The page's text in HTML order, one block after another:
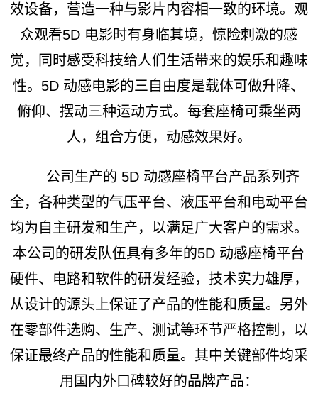
效设备，营造一种与影片内容相一致的环境。观
众观看5D 电影时有身临其境，惊险刺激的感
觉，同时感受科技给人们生活带来的娱乐和趣味
性。5D 动感电影的三自由度是载体可做升降、
俯仰、摆动三种运动方式。每套座椅可乘坐两
人，组合方便，动感效果好。
公司生产的 5D 动感座椅平台产品系列齐
全，各种类型的气压平台、液压平台和电动平台
均为自主研发和生产，以满足广大客户的需求。
本公司的研发队伍具有多年的5D 动感座椅平台
硬件、电路和软件的研发经验，技术实力雄厚，
从设计的源头上保证了产品的性能和质量。另外
在零部件选购、生产、测试等环节严格控制，以
保证最终产品的性能和质量。其中关键部件均采
用国内外口碑较好的品牌产品：